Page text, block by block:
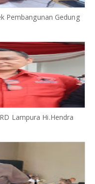
Pembangunan Gedung
Lampura Hi.Hendra